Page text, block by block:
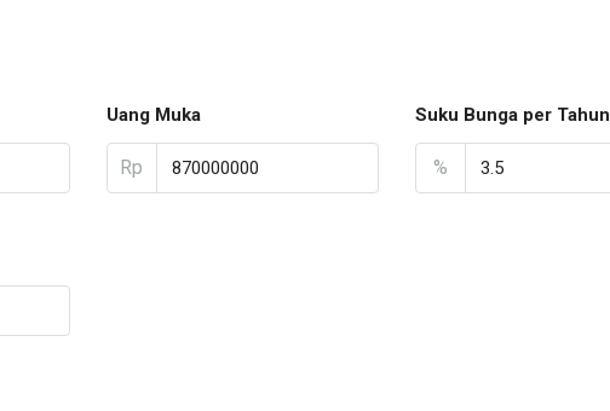
Uang Muka
Rp
Suku Bunga per Tahun
%